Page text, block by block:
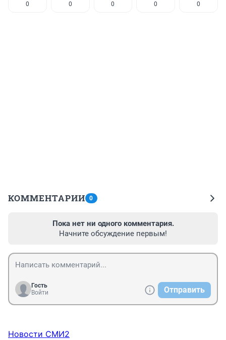
0 0 0 0 0
КОММЕНТАРИИ 0
Пока нет ни одного комментария.
Начните обсуждение первым!
Гость
Войти
Отправить
Новости СМИ2